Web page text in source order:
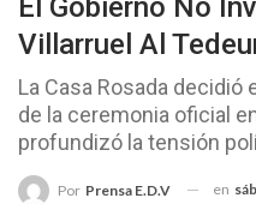
El Gobierno No
Villarruel Al
La Casa Rosada
de la ceremonia oficial
profundizó la tensión
Por Prensa E.D.V en